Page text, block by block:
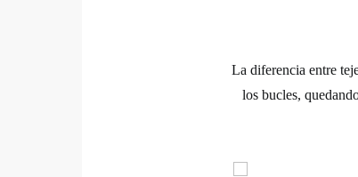
La diferencia entre
los bucles,